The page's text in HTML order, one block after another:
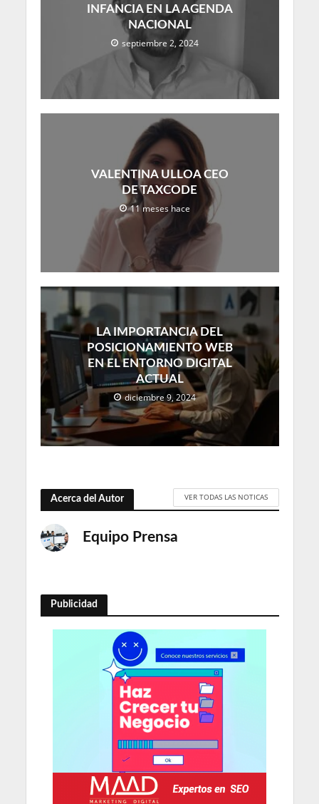
INFANCIA EN LA AGENDA
NACIONAL
septiembre 2, 2024
VALENTINA ULLOA CEO
DE TAXCODE
11 meses hace
LA IMPORTANCIA DEL
POSICIONAMIENTO WEB
EN EL ENTORNO DIGITAL
ACTUAL
diciembre 9, 2024
Acerca del Autor VER TODAS LAS NOTICAS
Equipo Prensa
Publicidad